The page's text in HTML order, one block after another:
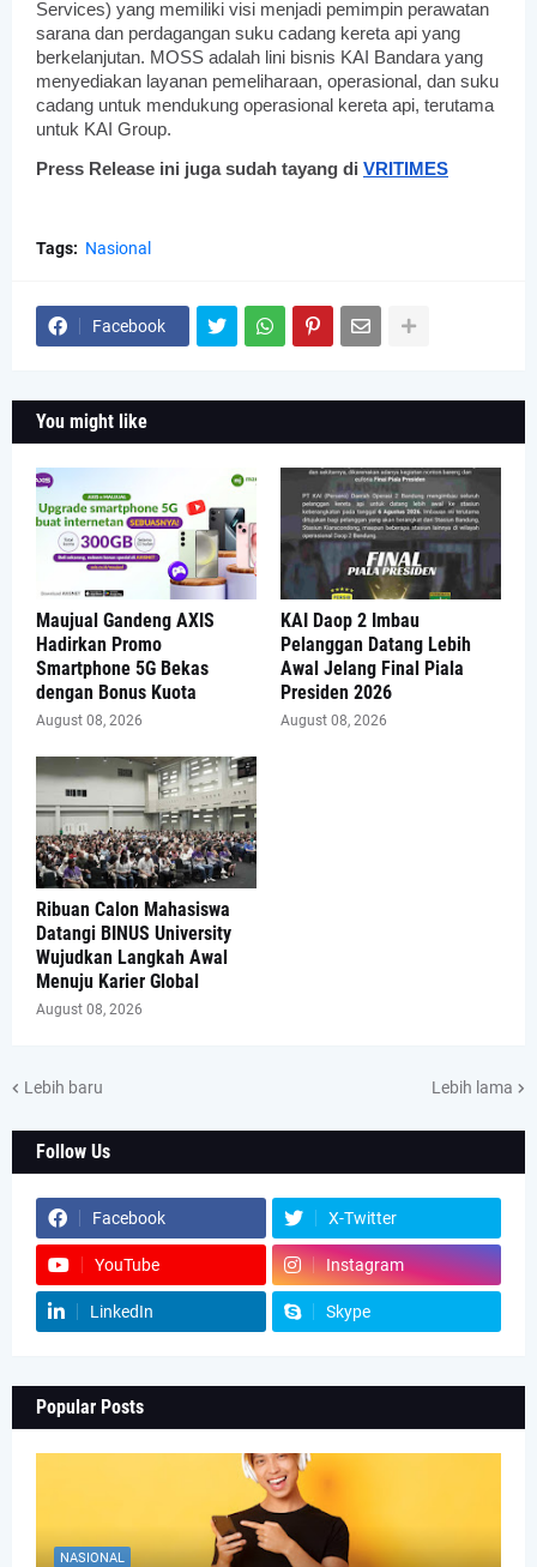
Services) yang memiliki visi menjadi pemimpin perawatan
sarana dan perdagangan suku cadang kereta api yang
berkelanjutan. MOSS adalah lini bisnis KAI Bandara yang
menyediakan layanan pemeliharaan, operasional, dan suku
cadang untuk mendukung operasional kereta api, terutama
untuk KAI Group.
Press Release ini juga sudah tayang di VRITIMES
Tags: Nasional
Facebook
You might like
Maujual Gandeng AXIS
Hadirkan Promo
Smartphone 5G Bekas
dengan Bonus Kuota
August 08, 2026
KAI Daop 2 Imbau
Pelanggan Datang Lebih
Awal Jelang Final Piala
Presiden 2026
August 08, 2026
Ribuan Calon Mahasiswa
Datangi BINUS University
Wujudkan Langkah Awal
Menuju Karier Global
August 08, 2026
Lebih baru Lebih lama
Follow Us
Facebook X-Twitter
YouTube Instagram
LinkedIn Skype
Popular Posts
NASIONAL